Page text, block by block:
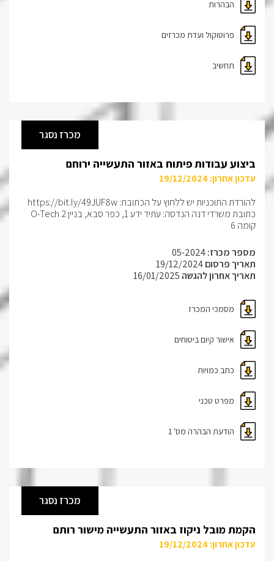
הבהרות
פרוטוקול ועדת מכרזים
תחשיב
מכרז נסגר
ביצוע עבודות פיתוח באזור התעשייה ירוחם
עדכון אחרון: 19/12/2024
להורדת התוכניות יש ללחוץ על הכתובת:https://bit.ly/49JUF8w
כתובת משרדי דנה הנדסה: עתיד ידע 1, כפר סבא, בניין O-Tech 2
קומה 6
מספר מכרז:05-2024
תאריך פרסום19/12/2024
תאריך אחרון להגשה 16/01/2025
מסמכי המכרז
אישור קיום ביטוחים
כתב כמויות
מפרט טכני
הודעת הבהרה מס' 1
מכרז נסגר
הקמת מובל ניקוז באזור התעשייה מישור רותם
עדכון אחרון: 19/12/2024